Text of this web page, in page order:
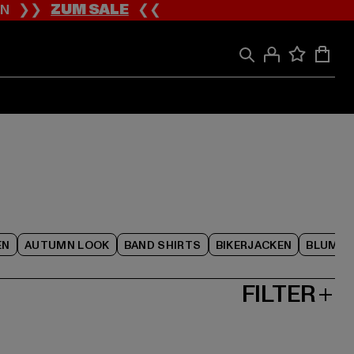
❯❯ZUM SALE❮❮
AUTUMN LOOK BAND SHIRTS BIKERJACKEN
FILTER